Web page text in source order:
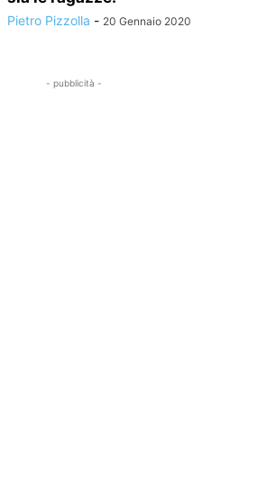
Pietro Pizzolla - 20 Gennaio 2020
- pubblicità -